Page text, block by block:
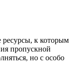
к которым
пропускной
но с особо